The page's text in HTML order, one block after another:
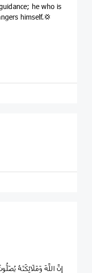
he who is
himself.💢